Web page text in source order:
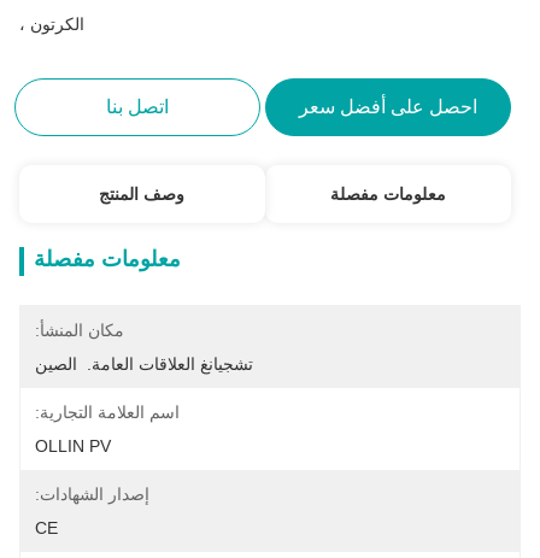
الكرتون ،
احصل على أفضل سعر اتصل بنا
معلومات مفصلة وصف المنتج
معلومات مفصلة
مكان المنشأ:
تشجيانغ العلاقات العامة.  الصين
اسم العلامة التجارية:
OLLIN PV
إصدار الشهادات:
CE